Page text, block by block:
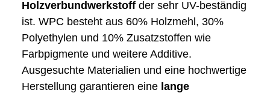
Holzverbundwerkstoff der sehr UV-beständig
ist. WPC besteht aus 60% Holzmehl, 30%
Polyethylen und 10% Zusatzstoffen wie
Farbpigmente und weitere Additive.
Ausgesuchte Materialien und eine hochwertige
Herstellung garantieren eine lange